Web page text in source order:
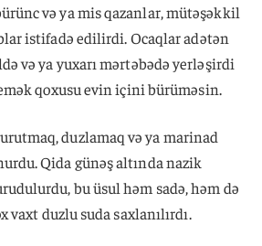
və ya mis qazanlar, mütəşəkkil
istifadə edilirdi. Ocaqlar adətən
və ya yuxarı mərtəbədə yerləşirdi
qoxusu evin içini bürüməsin.
duzlamaq və ya marinad
Qida günəş altında nazik
bu üsul həm sadə, həm də
duzlu suda saxlanılırdı.